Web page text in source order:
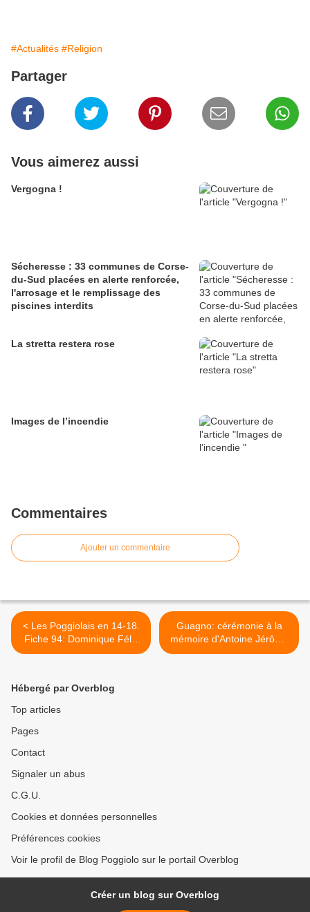
#Actualités #Religion
Partager
Vous aimerez aussi
Vergogna !
Sécheresse : 33 communes de Corse-
du-Sud placées en alerte renforcée,
l'arrosage et le remplissage des
piscines interdits
La stretta restera rose
Images de l’incendie
Commentaires
Ajouter un commentaire
< Les Poggiolais en 14-18.
Fiche 94: Dominique Félix
PINELLI, revenu deux fois
Guagno: cérémonie à la
mémoire d'Antoine Jérôme
LECA >
Hébergé par Overblog
Top articles
Pages
Contact
Signaler un abus
C.G.U.
Cookies et données personnelles
Préférences cookies
Voir le profil de Blog Poggiolo sur le portail Overblog
Créer un blog sur Overblog